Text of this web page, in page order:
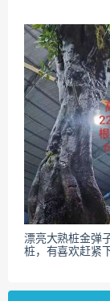
漂亮大熟桩金弹
桩，有喜欢赶紧